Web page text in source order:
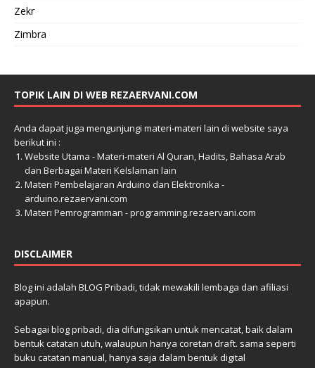
Zekr
Zimbra
TOPIK LAIN DI WEB REZAERVANI.COM
Anda dapat juga mengunjungi materi-materi lain di website saya
berikut ini :
Website Utama - Materi-materi Al Quran, Hadits, Bahasa Arab
dan Berbagai Materi KeIslaman lain
Materi Pembelajaran Arduino dan Elektronika -
arduino.rezaervani.com
Materi Pemrogramman - programming.rezaervani.com
DISCLAIMER
Blog ini adalah BLOG Pribadi, tidak mewakili lembaga dan afiliasi
apapun.
Sebagai blog pribadi, dia difungsikan untuk mencatat, baik dalam
bentuk catatan utuh, walaupun hanya coretan draft. sama seperti
buku catatan manual, hanya saja dalam bentuk digital